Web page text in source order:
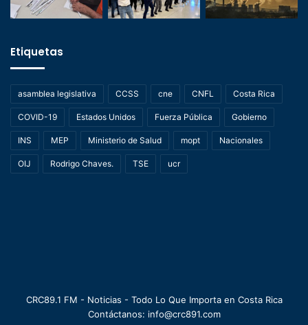
Etiquetas
asamblea legislativa CCSS cne CNFL Costa Rica
COVID-19 Estados Unidos Fuerza Pública Gobierno
INS MEP Ministerio de Salud mopt Nacionales
OIJ Rodrigo Chaves. TSE ucr
CRC89.1 FM - Noticias - Todo Lo Que Importa en Costa Rica
Contáctanos: info@crc891.com